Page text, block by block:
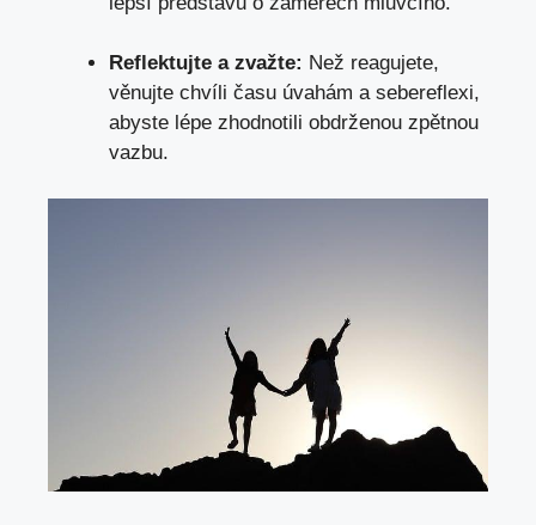
Reflektujte a zvažte: Než reagujete,
věnujte chvíli času úvahám a sebereflexi,
abyste lépe zhodnotili obdrženou zpětnou
vazbu.